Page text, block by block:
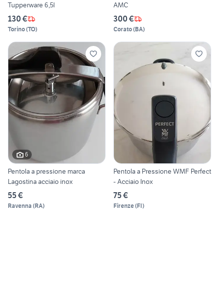
Tupperware 6,5l
130 €
Torino(TO)
AMC
300 €
Corato(BA)
6
Pentola a pressione marca
Lagostina acciaio inox
55 €
Ravenna (RA)
Pentola a Pressione WMF Perfect
- Acciaio Inox
75 €
Firenze(FI)